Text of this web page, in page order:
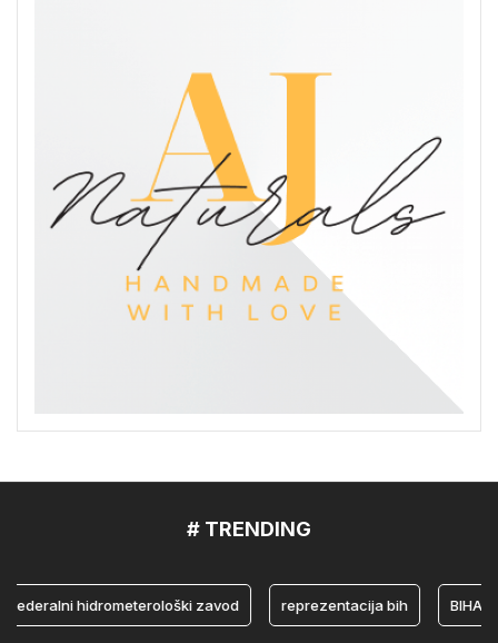
# TRENDING
hidrometerološki zavod reprezentacija bih BIHAMK